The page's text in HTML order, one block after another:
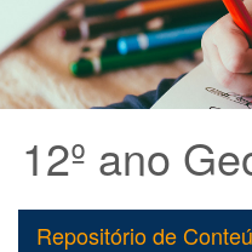
12º ano
Repositório de